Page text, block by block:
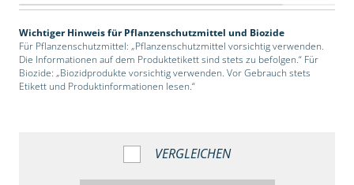
Wichtiger Hinweis für Pflanzenschutzmittel und Biozide
Für Pflanzenschutzmittel: „Pflanzenschutzmittel vorsichtig verwenden.
Die Informationen auf dem Produktetikett sind stets zu befolgen.“ Für
Biozide: „Biozidprodukte vorsichtig verwenden. Vor Gebrauch stets
Etikett und Produktinformationen lesen.“
VERGLEICHEN